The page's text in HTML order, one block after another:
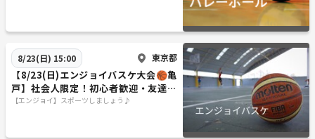
8/23(日) 15:00 東京都
【8/23(日)エンジョイバスケ大会🏀亀
戸】社会人限定！初心者歓迎・友達づ
くりエンジョイ貸切イベント✨
【エンジョイ】スポーツしましょう♪